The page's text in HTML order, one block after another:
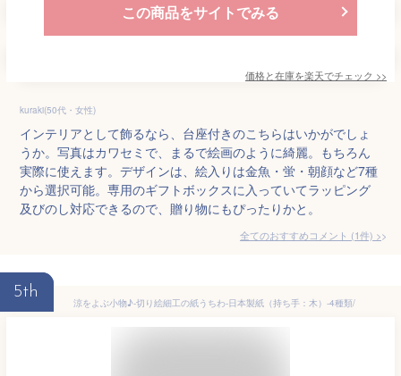
この商品をサイトでみる
価格と在庫を楽天でチェック >>
kuraki(50代・女性)
インテリアとして飾るなら、台座付きのこちらはいかがでしょ
うか。写真はカワセミで、まるで絵画のように綺麗。もちろん
実際に使えます。デザインは、絵入りは金魚・蛍・朝顔など7種
から選択可能。専用のギフトボックスに入っていてラッピング
及びのし対応できるので、贈り物にもぴったりかと。
全てのおすすめコメント (1件) >
5th
涼をよぶ小物♪-切り絵細工の紙うちわ-日本製紙（持ち手：木）-4種類/